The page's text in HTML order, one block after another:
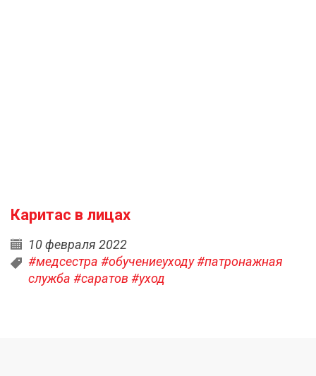
Каритас в лицах
10 февраля 2022
#медсестра #обучениеуходу#патронажная
служба #саратов #уход